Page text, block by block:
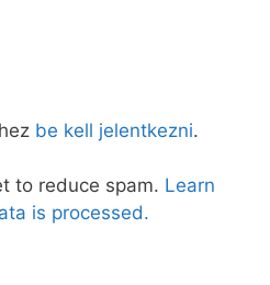
be kell jelentkezni.
to reduce spam. Learn
is processed.